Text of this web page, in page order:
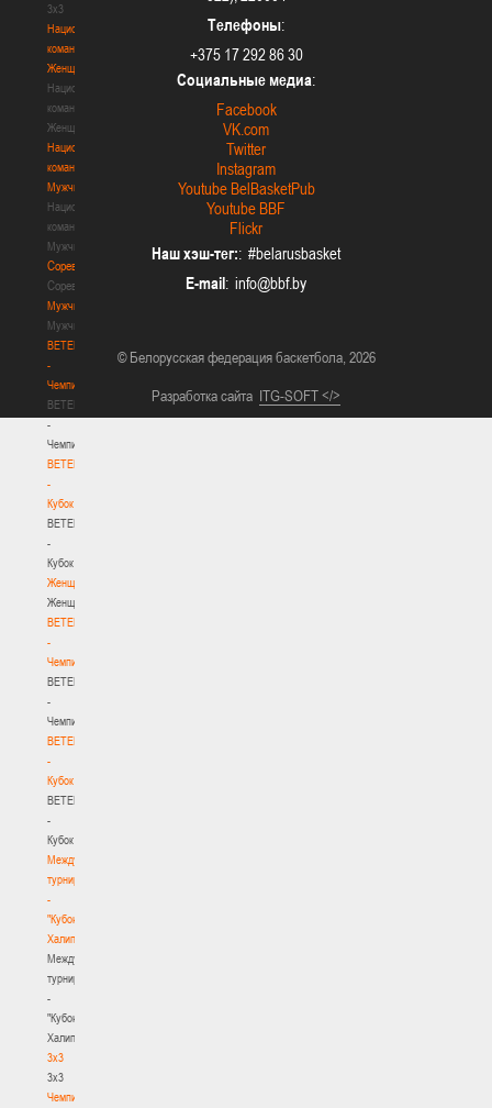
3х3
Национальная
команда.
Женщины
Национальная
команда.
Женщины
Национальная
команда.
Мужчины
Национальная
команда.
Мужчины
Соревнования
Соревнования
Мужчины
Мужчины
BETERA
-
Чемпионат
BETERA
-
Чемпионат
BETERA
-
Кубок
BETERA
-
Кубок
Женщины
Женщины
BETERA
-
Чемпионат
BETERA
-
Чемпионат
BETERA
-
Кубок
BETERA
-
Кубок
Международный
турнир
-
"Кубок
Халипского"
Международный
турнир
-
"Кубок
Халипского"
3x3
3x3
Чемпионат
Телефоны:
+375 17 292 86 30
Социальные медиа:
Facebook
VK.com
Twitter
Instagram
Youtube BelBasketPub
Youtube BBF
Flickr
Наш хэш-тег:: #belarusbasket
E-mail:
© Белорусская федерация баскетбола, 2026
Разработка сайта ITG-SOFT </>